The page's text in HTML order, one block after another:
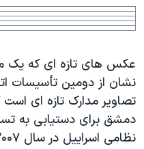
گالری عکس
اعتراضات زن، زندگی، آزادی
تریبونال مردمی آبان ۹۸
دادگاه حمید نوری
چهل سال گروگان‌گیری
قانون شفافیت دارائی کادر
عکس های تازه ای که يک
نشان از دومين تأسيسات
تصاوير مدارک تازه ای
دمشق برای دستيابی به
نظامی اسراييل در سال ۲۰۰۷، حکايت دارد.